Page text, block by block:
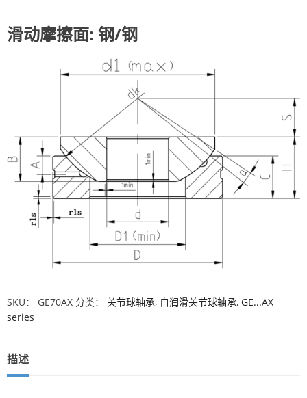
滑动摩擦面: 钢/钢
SKU： GE70AX 分类： 关节球轴承, 自润滑关节球轴承, GE...AX
series
描述